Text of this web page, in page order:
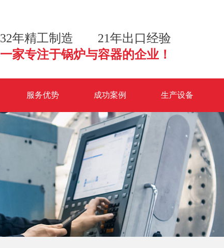
32年精工制造 21年出口经验
一家专注于锅炉与容器的企业！
服务优势 成功案例 生产设备